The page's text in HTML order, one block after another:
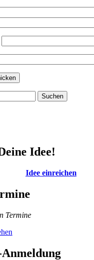
Idee!
Idee einreichen
Termine